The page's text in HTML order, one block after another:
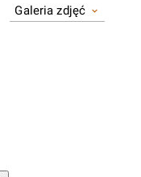
Galeria zdjęć